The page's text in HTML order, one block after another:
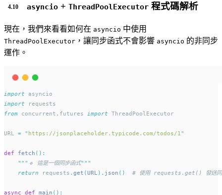
asyncio + ThreadPoolExecutor 程式碼解析
現在，我們來看看如何在 asyncio 中使用
ThreadPoolExecutor ，讓同步函式不會影響 asyncio 的非同步
運作。
import asyncio
import requests
from concurrent . futures import ThreadPoolExecutor
URL = " https://jsonplaceholder.typicode.com/todos/1"
def fetch ():
""" 🔹 這是一個同步函式"""
return requests . get (URL ). json () # 使用 requests.get() 發送同
async def main ():